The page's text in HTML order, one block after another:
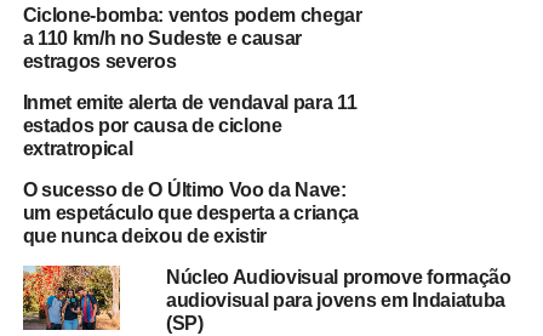
Ciclone-bomba: ventos podem chegar
a 110 km/h no Sudeste e causar
estragos severos
Inmet emite alerta de vendaval para 11
estados por causa de ciclone
extratropical
O sucesso de O Último Voo da Nave:
um espetáculo que desperta a criança
que nunca deixou de existir
Núcleo Audiovisual promove formação
audiovisual para jovens em Indaiatuba
(SP)